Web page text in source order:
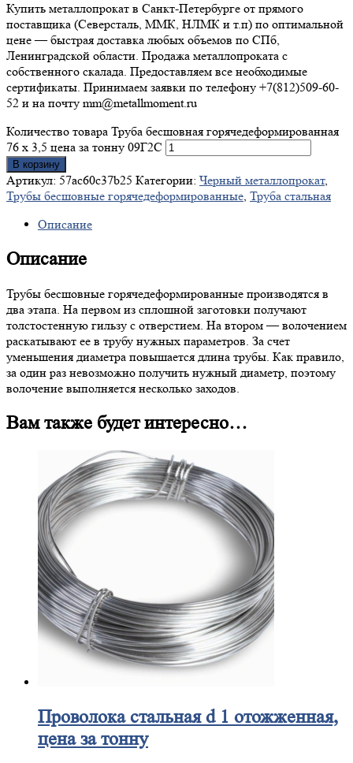
Купить металлопрокат в Санкт-Петербурге от прямого
поставщика (Северсталь, ММК, НЛМК и т.п) по оптимальной
цене — быстрая доставка любых объемов по СПб,
Ленинградской области. Продажа металлопроката с
собственного скалада. Предоставляем все необходимые
сертификаты. Принимаем заявки по телефону +7(812)509-60-
52 и на почту mm@metallmoment.ru
Количество товара Труба бесшовная горячедеформированная
76 х 3,5 цена за тонну 09Г2С
В корзину
Артикул: 57ac60c37b25 Категории: Черный металлопрокат,
Трубы бесшовные горячедеформированные, Труба стальная
Описание
Описание
Трубы бесшовные горячедеформированные производятся в
два этапа. На первом из сплошной заготовки получают
толстостенную гильзу с отверстием. На втором — волочением
раскатывают ее в трубу нужных параметров. За счет
уменьшения диаметра повышается длина трубы. Как правило,
за один раз невозможно получить нужный диаметр, поэтому
волочение выполняется несколько заходов.
Вам также будет интересно…
Проволокастальная d 1 отожженная,
цена за тонну